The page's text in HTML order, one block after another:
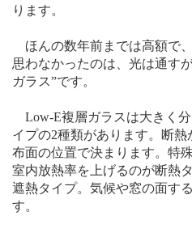
ります。
ほんの数年前までは高額で
思わなかったのは、光は通す
ガラス”です。
Low-E複層ガラスは大きく
イプの2種類があります。断熱
布面の位置で決まります。特
室内放熱率を上げるのが断熱
遮熱タイプ。気候や窓の面す
す。